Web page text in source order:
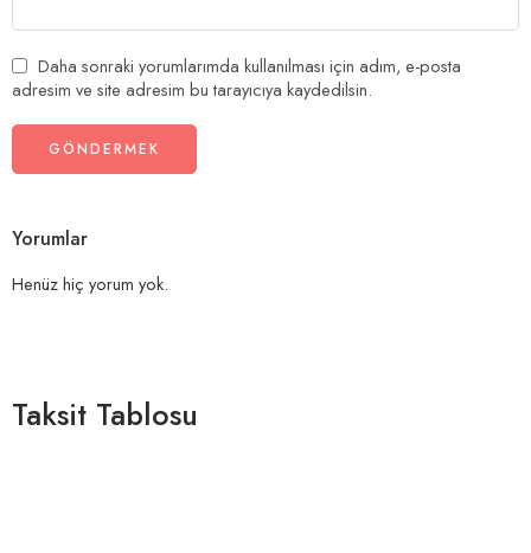
Daha sonraki yorumlarımda kullanılması için adım, e-posta
adresim ve site adresim bu tarayıcıya kaydedilsin.
Yorumlar
Henüz hiç yorum yok.
Taksit Tablosu